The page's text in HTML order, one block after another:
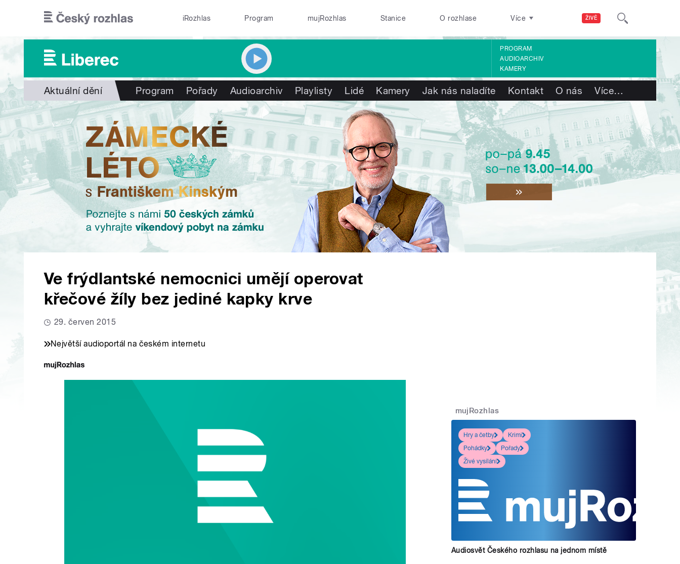
ŽIVĚ
iRozhlas Program mujRozhlas Stanice O rozhlase Více
PROGRAM
AUDIOARCHIV
KAMERY
Aktuální dění Program Pořady Audioarchiv Playlisty Lidé Kamery Jak nás naladíte Kontakt O nás Více…
Ve frýdlantské nemocnici umějí operovat
křečové žíly bez jediné kapky krve
29. červen 2015
Největší audioportál na českém internetu
mujRozhlas
Hry a četby
Krimi
Pohádky
Pořady
Živé vysílání
Audiosvět Českého rozhlasu na jednom místě